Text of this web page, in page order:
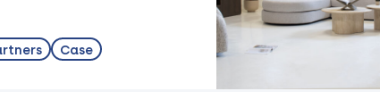
Case